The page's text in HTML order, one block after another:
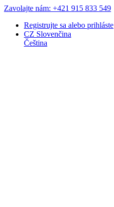
Zavolajte nám: +421 915 833 549
Registrujte sa alebo prihláste
CZ Slovenčina
Čeština